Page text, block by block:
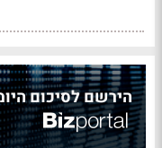
הירשם לסיכום